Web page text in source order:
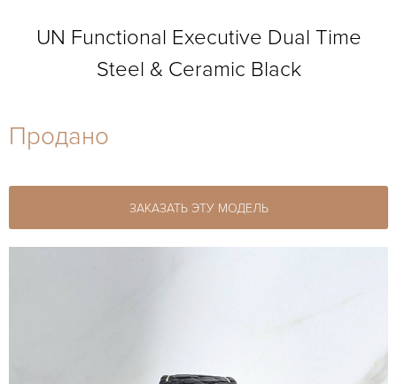
27-44
UN Functional Executive Dual Time
Steel & Ceramic Black
Продано
ЗАКАЗАТЬ ЭТУ МОДЕЛЬ